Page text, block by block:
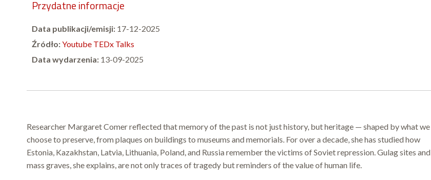
Przydatne informacje
Data publikacji/emisji: 17-12-2025
Źródło:Youtube TEDx Talks
Data wydarzenia: 13-09-2025
Researcher Margaret Comer reflected that memory of the past is not just history, but heritage — shaped by what we
choose to preserve, from plaques on buildings to museums and memorials. For over a decade, she has studied how
Estonia, Kazakhstan, Latvia, Lithuania, Poland, and Russia remember the victims of Soviet repression. Gulag sites and
mass graves, she explains, are not only traces of tragedy but reminders of the value of human life.